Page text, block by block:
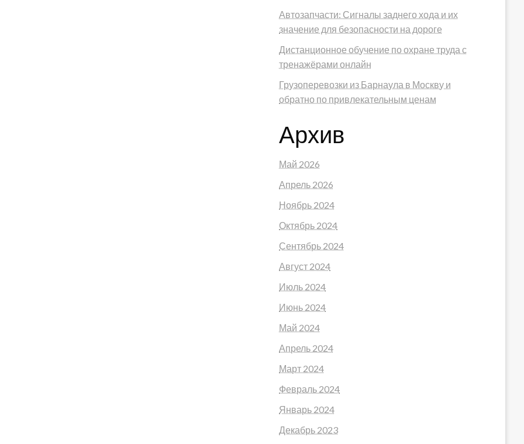
Автозапчасти: Сигналы заднего хода и их
значение для безопасности на дороге
Дистанционное обучение по охране труда с
тренажёрами онлайн
Грузоперевозки из Барнаула в Москву и
обратно по привлекательным ценам
Архив
Май 2026
Апрель 2026
Ноябрь 2024
Октябрь 2024
Сентябрь 2024
Август 2024
Июль 2024
Июнь 2024
Май 2024
Апрель 2024
Март 2024
Февраль 2024
Январь 2024
Декабрь 2023